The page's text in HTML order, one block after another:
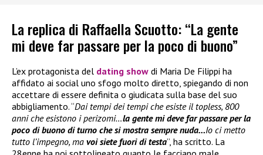
La replica di Raffaella Scuotto: “La gente
mi deve far passare per la poco di buono”
L’ex protagonista del dating show di Maria De Filippi ha
affidato ai social uno sfogo molto diretto, spiegando di non
accettare di essere definita o giudicata sulla base del suo
abbigliamento. “Dai tempi dei tempi che esiste il topless, 800
anni che esistono i perizomi…la gente mi deve far passare per la
poco di buono di turno che si mostra sempre nuda…Io ci metto
tutto l’impegno, ma voi siete fuori di testa”, ha scritto. La